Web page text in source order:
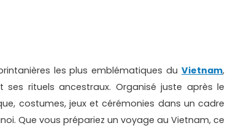
les plus emblématiques du Vietnam,
rituels ancestraux. Organisé juste après le
costumes, jeux et cérémonies dans un cadre
Que vous prépariez un voyage au Vietnam, ce